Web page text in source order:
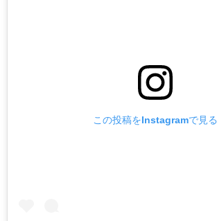
この投稿をInstagramで見る